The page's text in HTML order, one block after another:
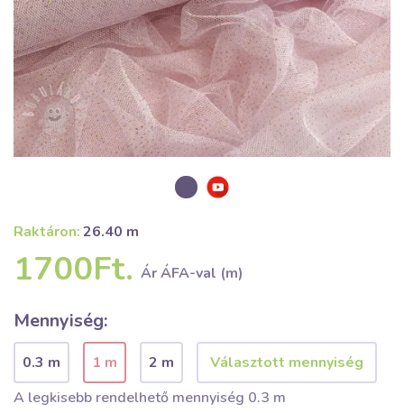
Raktáron:26.40 m
1700Ft. Ár ÁFA-val (m)
Mennyiség:
0.3 m 1 m
2 m
A legkisebb rendelhető mennyiség 0.3 m